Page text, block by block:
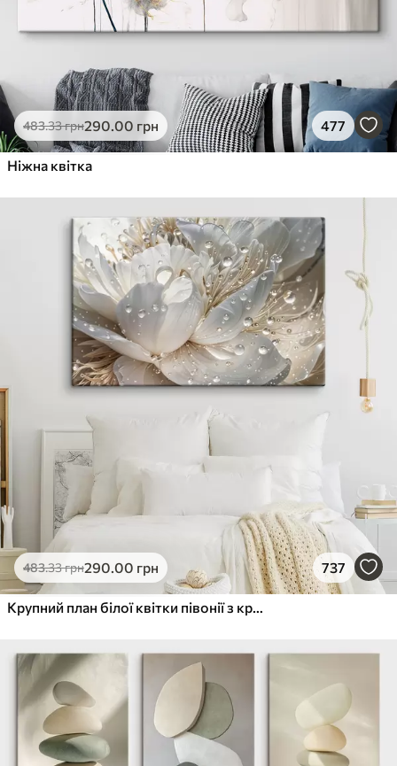
483.33грн290.00 грн 477
Ніжна квітка
483.33грн290.00 грн 737
Крупний план білої квітки півонії з крапельками води на пелюстках на розмитому фоні